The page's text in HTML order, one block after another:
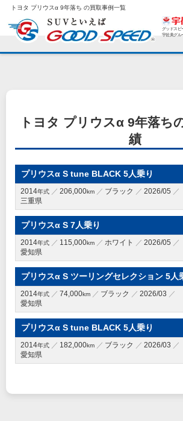
トヨタ プリウスα 9年落ち の買取事例一覧
グッドスピ
宇佐美グル
トヨタ プリウスα 9年落ち
績
プリウスα S tune BLACK 5人乗り
2014年式 206,000km ブラック
2026/05
三重県
プリウスα S 7人乗り
2014年式 115,000km ホワイト
2026/05
愛知県
プリウスα S ツーリングセレクション 5人
2014年式 74,000km ブラック
2026/03
愛知県
プリウスα S tune BLACK 5人乗り
2014年式 182,000km ブラック
2026/03
愛知県